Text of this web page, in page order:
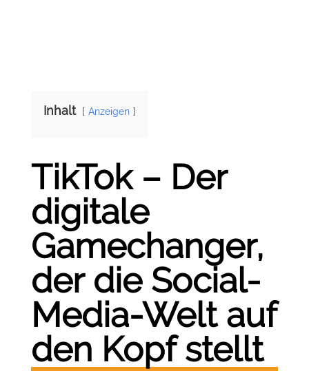
Inhalt Anzeigen
TikTok – Der
digitale
Gamechanger,
der die Social-
Media-Welt auf
den Kopf stellt